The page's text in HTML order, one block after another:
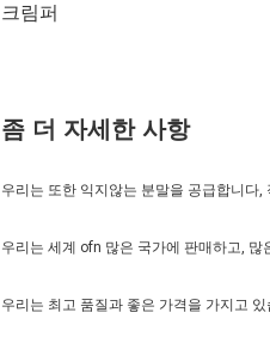
크림퍼
좀 더 자세한 사항
우리는 또한 익지않는 분말을 공급합니다
우리는 세계 ofn 많은 국가에 판매하고,
우리는 최고 품질과 좋은 가격을 가지고